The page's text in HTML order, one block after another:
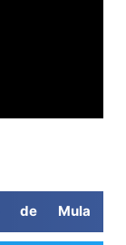
de Mula